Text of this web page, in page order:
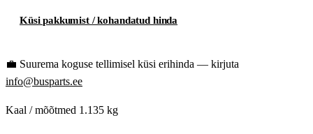
Küsi pakkumist / kohandatud hinda
💼 Suurema koguse tellimisel küsi erihinda — kirjuta
info@busparts.ee
Kaal / mõõtmed 1.135 kg